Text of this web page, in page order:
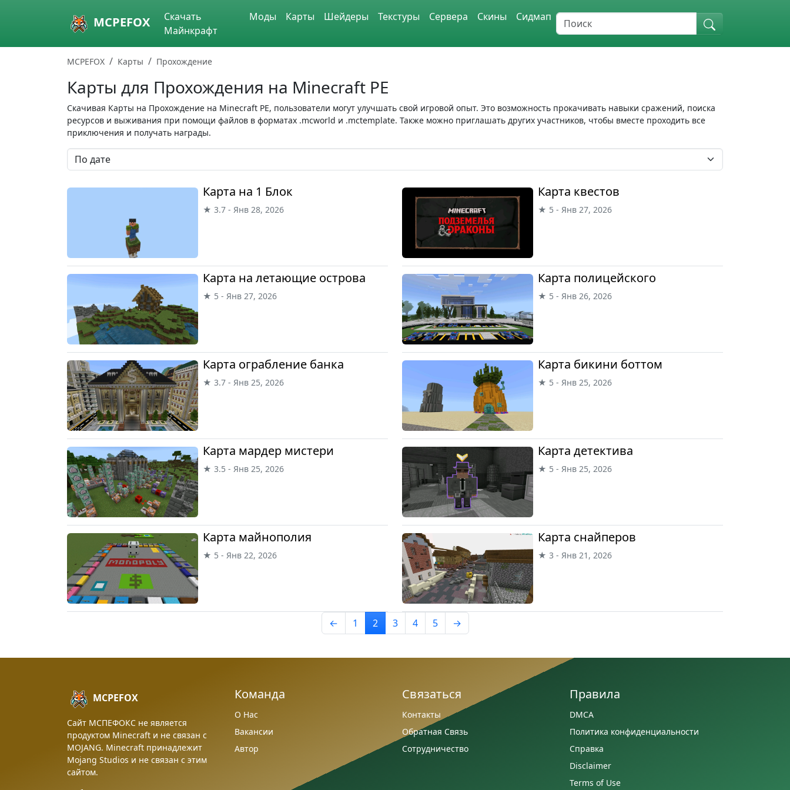
Skip to main content MCPEFOX
Скачать
Майнкрафт
Моды Карты Шейдеры Текстуры Сервера Скины Сидмап
MCPEFOX Карты Прохождение
Карты для Прохождения на Minecraft PE
Скачивая Карты на Прохождение на Minecraft PE, пользователи могут улучшать свой игровой опыт. Это возможность прокачивать навыки сражений, поиска
ресурсов и выживания при помощи файлов в форматах .mcworld и .mctemplate. Также можно приглашать других участников, чтобы вместе проходить все
приключения и получать награды.
Карта на 1 Блок
★ 3.7 - Янв 28, 2026
Карта квестов
★ 5 - Янв 27, 2026
Карта на летающие острова
★ 5 - Янв 27, 2026
Карта полицейского
★ 5 - Янв 26, 2026
Карта ограбление банка
★ 3.7 - Янв 25, 2026
Карта бикини боттом
★ 5 - Янв 25, 2026
Карта мардер мистери
★ 3.5 - Янв 25, 2026
Карта детектива
★ 5 - Янв 25, 2026
Карта майнополия
★ 5 - Янв 22, 2026
Карта снайперов
★ 3 - Янв 21, 2026
← 1 2 3 4 5 →
MCPEFOX
Сайт МСПЕФОКС не является
продуктом Minecraft и не связан с
MOJANG. Minecraft принадлежит
Mojang Studios и не связан с этим
сайтом.
Команда
О Нас
Вакансии
Автор
Связаться
Контакты
Обратная Связь
Сотрудничество
Правила
DMCA
Политика конфиденциальности
Справка
Disclaimer
Terms of Use